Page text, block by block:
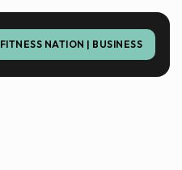
FITNESS NATION | BUSINESS